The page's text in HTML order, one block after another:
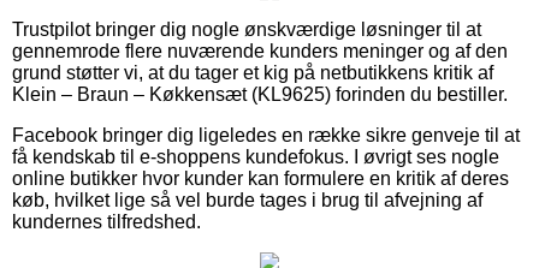
Trustpilot bringer dig nogle ønskværdige løsninger til at
gennemrode flere nuværende kunders meninger og af den
grund støtter vi, at du tager et kig på netbutikkens kritik af
Klein – Braun – Køkkensæt (KL9625) forinden du bestiller.
Facebook bringer dig ligeledes en række sikre genveje til at
få kendskab til e-shoppens kundefokus. I øvrigt ses nogle
online butikker hvor kunder kan formulere en kritik af deres
køb, hvilket lige så vel burde tages i brug til afvejning af
kundernes tilfredshed.